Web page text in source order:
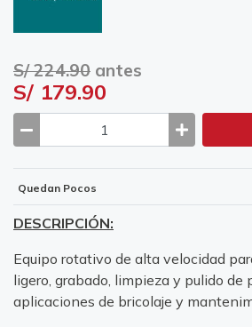
S/ 224.90 antes
S/ 179.90
Quedan Pocos
DESCRIPCIÓN:
Equipo rotativo de alta velocidad
ligero, grabado, limpieza y pulido de
aplicaciones de bricolaje y